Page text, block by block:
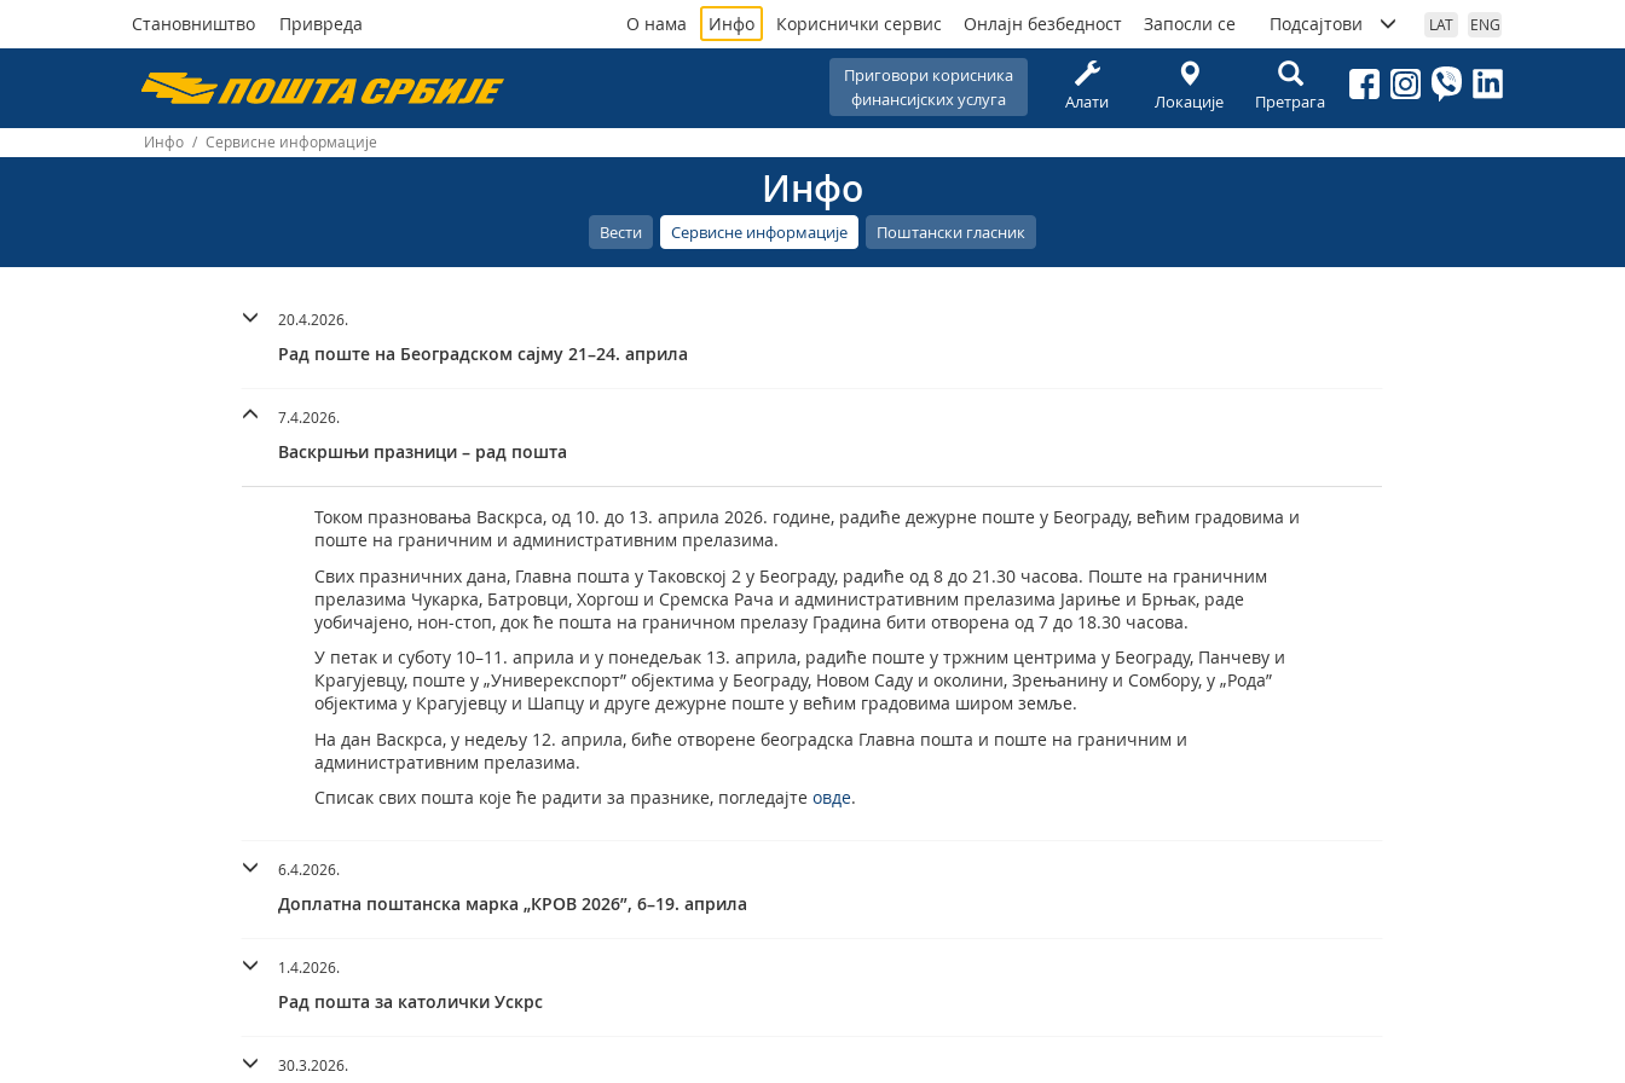
Пошта
Србије
Становништво Привреда
Приговори корисника
финансијских услуга
Алати Локације Претрага
О нама Инфо Кориснички сервис Онлајн безбедност Запосли се Подсајтови LAT ENG
Инфо / Сервисне информације
Инфо
Вести Сервисне информације Поштански гласник
20.4.2026.
Рад поште на Београдском сајму 21–24. априла
7.4.2026.
Васкршњи празници – рад пошта
Током празновања Васкрса, од 10. до 13. априла 2026. године, радиће дежурне поште у Београду, већим градовима и
поште на граничним и административним прелазима.
Свих празничних дана, Главна пошта у Таковској 2 у Београду, радиће од 8 до 21.30 часова. Поште на граничним
прелазима Чукарка, Батровци, Хоргош и Сремска Рача и административним прелазима Јариње и Брњак, радe
уобичајено, нон-стоп, док ће пошта на граничном прелазу Градина бити отворена од 7 до 18.30 часова.
У петак и суботу 10–11. априла и у понедељак 13. априла, радиће поште у тржним центрима у Београду, Панчеву и
Крагујевцу, поште у „Универекспорт” објектима у Београду, Новом Саду и околини, Зрењанину и Сомбору, у „Рода”
објектима у Крагујевцу и Шапцу и друге дежурне поште у већим градовима широм земље.
На дан Васкрса, у недељу 12. априла, биће отворене београдска Главна пошта и поште на граничним и
административним прелазима.
Списак свих пошта које ће радити за празнике, погледајтеовде.
6.4.2026.
Доплатна поштанска марка „КРОВ 2026”, 6–19. априла
1.4.2026.
Рад пошта за католички Ускрс
30.3.2026.